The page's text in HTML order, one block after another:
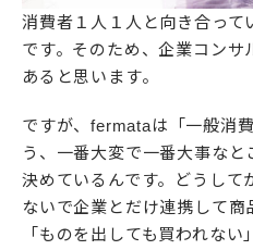
消費者１人１人と向き合って
です。そのため、企業コンサ
あると思います。
ですが、fermataは「一般消
う、一番大変で一番大事なと
決めているんです。どうして
ないで企業とだけ連携して商
「ものを出しても買われな